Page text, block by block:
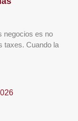
negocios es no
taxes. Cuando la